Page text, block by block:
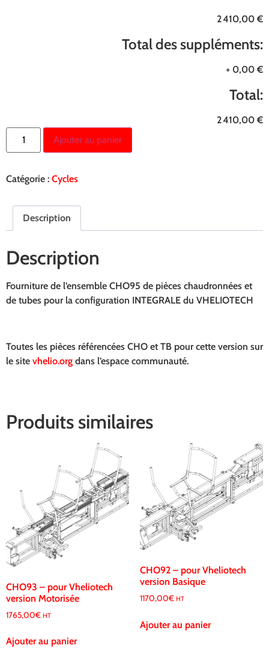
2 410,00 €
Total des suppléments:
+ 0,00 €
Total:
2 410,00 €
Ajouter au panier
Catégorie : Cycles
Description
Description
Fourniture de l’ensemble CHO95 de pièces chaudronnées et
de tubes pour la configuration INTEGRALE du VHELIOTECH
Toutes les pièces référencées CHO et TB pour cette version sur
le site vhelio.org dans l’espace communauté.
Produits similaires
CHO93 – pour Vheliotech
version Motorisée
1765,00€ HT
Ajouter au panier
CHO92 – pour Vheliotech
version Basique
1170,00€ HT
Ajouter au panier